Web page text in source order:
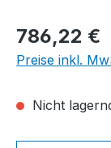
Regulärer Preis:
786,22 €
Preise inkl.
Nicht